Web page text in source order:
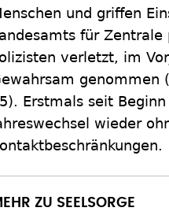
und griffen
für
verletzt, im
genommen
Erstmals seit
wieder
ZU SEELSORGE